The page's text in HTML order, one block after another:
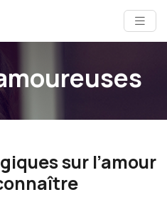
sur l’amour